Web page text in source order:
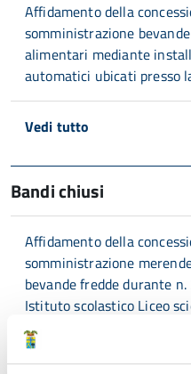
Affidamento della
somministrazione
alimentari mediante
automatici ubicati presso
Vedi tutto
Bandi chiusi
Affidamento della
somministrazione
bevande fredde durante
Istituto scolastico Liceo
Fanti" di Carpi.